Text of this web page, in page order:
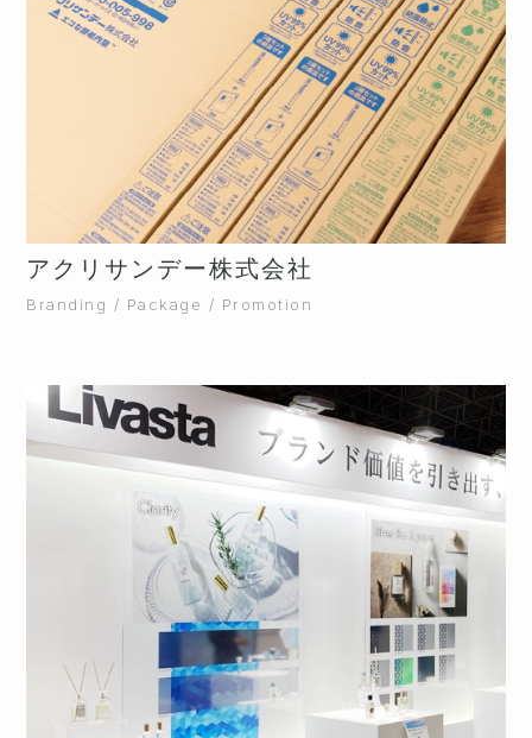
アクリサンデー株式会社
Branding / Package / Promotion